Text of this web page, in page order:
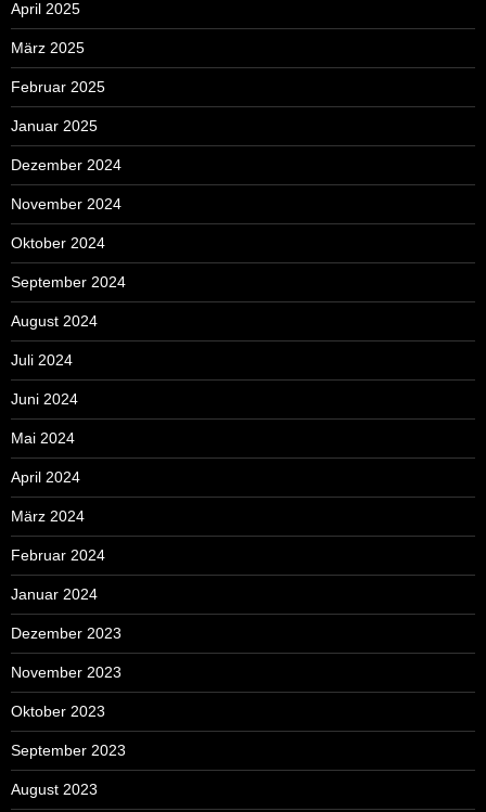
April 2025
März 2025
Februar 2025
Januar 2025
Dezember 2024
November 2024
Oktober 2024
September 2024
August 2024
Juli 2024
Juni 2024
Mai 2024
April 2024
März 2024
Februar 2024
Januar 2024
Dezember 2023
November 2023
Oktober 2023
September 2023
August 2023